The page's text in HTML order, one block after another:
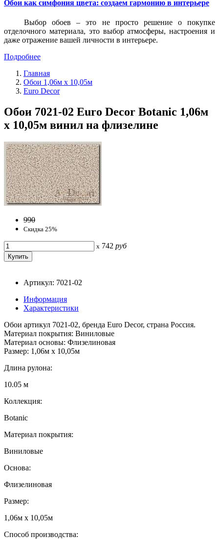
Обои как симфония цвета: создаем гармонию в интерьере
Выбор обоев – это не просто решение о покупке
отделочного материала, это выбор атмосферы, настроения и
даже отражение вашей личности в интерьере.
Подробнее
Главная
Обои 1,06м х 10,05м
Euro Decor
Обои 7021-02 Euro Decor Botanic 1,06м
х 10,05м винил на флизелине
990
Скидка 25%
x 742 руб
Артикул: 7021-02
Информация
Характеристики
Обои артикул 7021-02, бренда Euro Decor, страна Россия.
Материал покрытия: Виниловые
Материал основы: Флизелиновая
Размер: 1,06м х 10,05м
Длина рулона:
10.05 м
Коллекция:
Botanic
Материал покрытия:
Виниловые
Основа:
Флизелиновая
Размер:
1,06м х 10,05м
Способ производства: